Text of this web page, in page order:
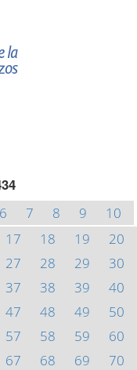
la
6 7 8 9
10
17 18 19
20
27 28 29
30
37 38 39
40
47 48 49
50
57 58 59
60
67 68 69
70